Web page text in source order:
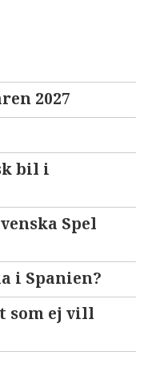
2027
bil i
Spel
i Spanien?
som ej vill